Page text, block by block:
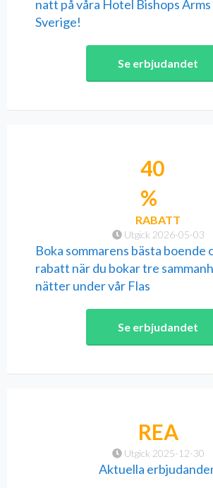
natt på våra Hotel Bishops
Sverige!
Se erbjudandet
Utgick 2026-05-03
40
%
RABATT
Boka sommarens bästa boende
rabatt när du bokar tre
nätter under vår Flas
Se erbjudandet
Utgick 2025-12-30
REA
Aktuella